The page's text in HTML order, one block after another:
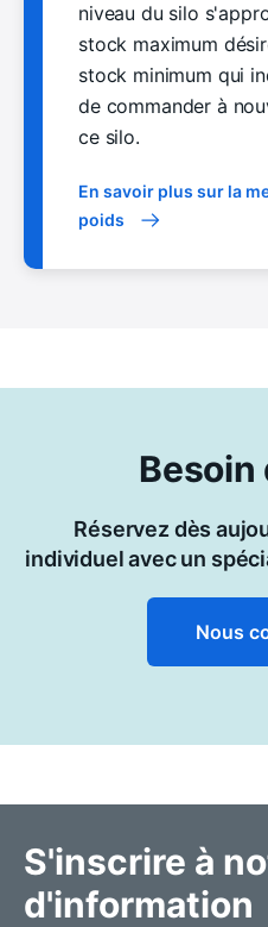
niveau du silo
stock maximum
stock minimum qui
de commander à
ce silo.
En savoir plus sur la
poids
Besoin
Réservez dès
individuel avec un
Nous
S'inscrire à
d'information